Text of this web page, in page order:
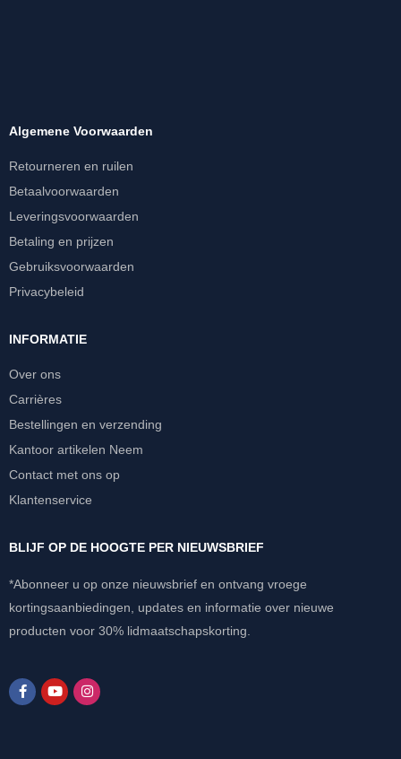
Algemene Voorwaarden
Retourneren en ruilen
Betaalvoorwaarden
Leveringsvoorwaarden
Betaling en prijzen
Gebruiksvoorwaarden
Privacybeleid
INFORMATIE
Over ons
Carrières
Bestellingen en verzending
Kantoor artikelen Neem
Contact met ons op
Klantenservice
BLIJF OP DE HOOGTE PER NIEUWSBRIEF
*Abonneer u op onze nieuwsbrief en ontvang vroege
kortingsaanbiedingen, updates en informatie over nieuwe
producten voor 30% lidmaatschapskorting.